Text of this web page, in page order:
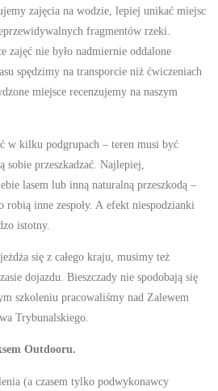
zajęcia na wodzie, lepiej unikać miejsc
fragmentów rzeki.
zajęć nie było nadmiernie oddalone
spędzimy na transporcie niż ćwiczeniach
miejsce recenzujemy na naszym
w kilku podgrupach – teren musi być
sobie przeszkadzać. Najlepiej,
lasem lub inną naturalną przeszkodą –
robią inne zespoły. A efekt niespodzianki
istotny.
się z całego kraju, musimy też
dojazdu. Bieszczady nie spodobają się
szkoleniu pracowaliśmy nad Zalewem
Trybunalskiego.
Outdooru.
(a czasem tylko podwykonawcy